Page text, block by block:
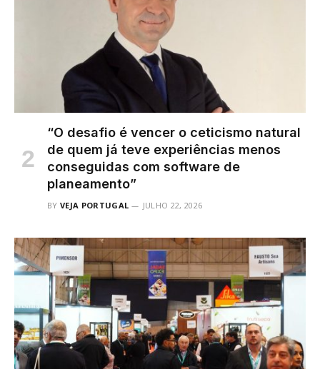
“O desafio é vencer o ceticismo natural
de quem já teve experiências menos
conseguidas com software de
planeamento”
BY VEJA PORTUGAL JULHO 22, 2026